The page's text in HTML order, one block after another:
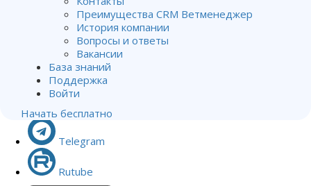
Преимущества CRM Ветменеджер
История компании
Вопросы и ответы
Вакансии
База знаний
Поддержка
Войти
Начать бесплатно
Написать на почту
Вконтакте
Vetmedical
Youtube
Telegram
Rutube